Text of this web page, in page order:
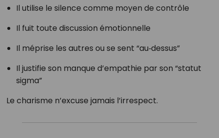
Il utilise le silence comme moyen de contrôle
Il fuit toute discussion émotionnelle
Il méprise les autres ou se sent “au‑dessus”
Il justifie son manque d’empathie par son “statut
sigma”
Le charisme n’excuse jamais l’irrespect.